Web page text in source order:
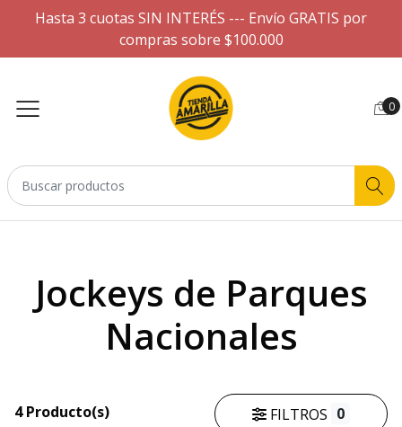
Hasta 3 cuotas SIN INTERÉS --- Envío GRATIS por
compras sobre $100.000
0
Jockeys de Parques
Nacionales
4 Producto(s) FILTROS 0